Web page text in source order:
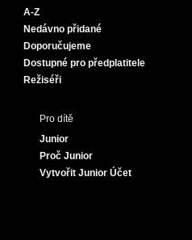
A-Z
Nedávno přidané
Doporučujeme
Dostupné pro předplatitele
Režiséři
Pro dítě
Junior
Proč Junior
Vytvořit Junior Účet